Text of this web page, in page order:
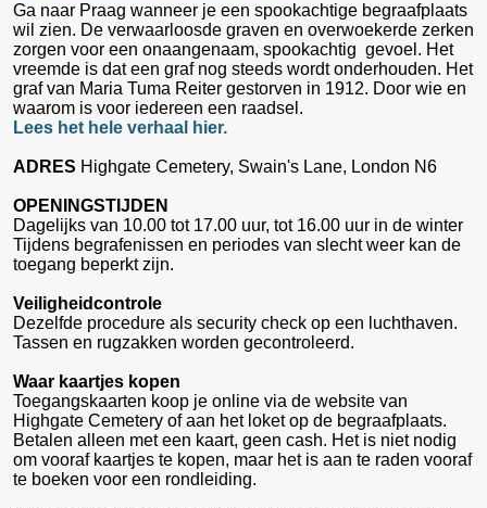
Ga naar Praag wanneer je een spookachtige begraafplaats
wil zien. De verwaarloosde graven en overwoekerde zerken
zorgen voor een onaangenaam, spookachtig gevoel. Het
vreemde is dat een graf nog steeds wordt onderhouden. Het
graf van Maria Tuma Reiter gestorven in 1912. Door wie en
waarom is voor iedereen een raadsel.
Lees het hele verhaal hier.
ADRES Highgate Cemetery, Swain's Lane, London N6
OPENINGSTIJDEN
Dagelijks van 10.00 tot 17.00 uur, tot 16.00 uur in de winter
Tijdens begrafenissen en periodes van slecht weer kan de
toegang beperkt zijn.
Veiligheidcontrole
Dezelfde procedure als security check op een luchthaven.
Tassen en rugzakken worden gecontroleerd.
Waar kaartjes kopen
Toegangskaarten koop je online via de website van
Highgate Cemetery of aan het loket op de begraafplaats.
Betalen alleen met een kaart, geen cash. Het is niet nodig
om vooraf kaartjes te kopen, maar het is aan te raden vooraf
te boeken voor een rondleiding.